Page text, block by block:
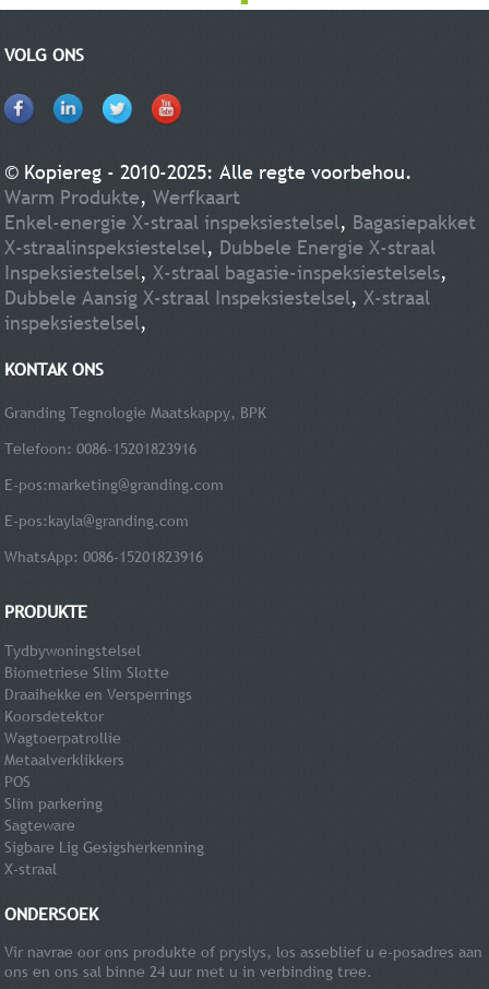
VOLG ONS
© Kopiereg - 2010-2025: Alle regte voorbehou.
Warm Produkte,Werfkaart
Enkel-energie X-straal inspeksiestelsel, Bagasiepakket
X-straalinspeksiestelsel, Dubbele Energie X-straal
Inspeksiestelsel,X-straal bagasie-inspeksiestelsels,
Dubbele Aansig X-straal Inspeksiestelsel,X-straal
inspeksiestelsel,
KONTAK ONS
Granding Tegnologie Maatskappy, BPK
Telefoon: 0086-15201823916
E-pos:marketing@granding.com
E-pos:kayla@granding.com
WhatsApp: 0086-15201823916
PRODUKTE
Tydbywoningstelsel
Biometriese Slim Slotte
Draaihekke en Versperrings
Koorsdetektor
Wagtoerpatrollie
Metaalverklikkers
POS
Slim parkering
Sagteware
Sigbare Lig Gesigsherkenning
X-straal
ONDERSOEK
Vir navrae oor ons produkte of pryslys, los asseblief u e-posadres aan
ons en ons sal binne 24 uur met u in verbinding tree.